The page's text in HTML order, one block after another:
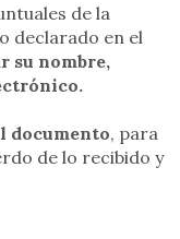
de la
declarado en el
su nombre,
documento, para
de lo recibido y